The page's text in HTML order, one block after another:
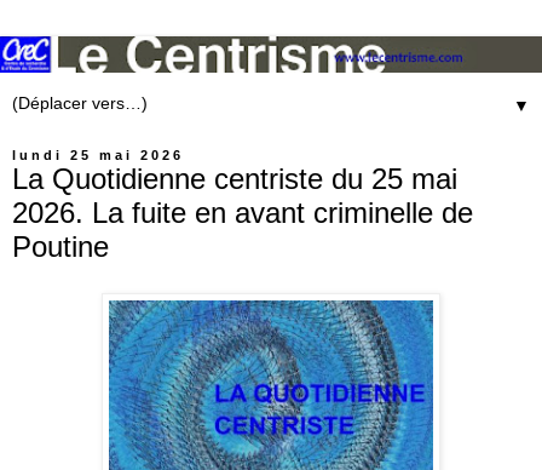
▼
lundi 25 mai 2026
La Quotidienne centriste du 25 mai
2026. La fuite en avant criminelle de
Poutine